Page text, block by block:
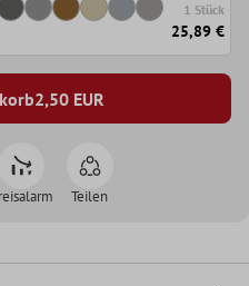
1 Stück
25,89 €
2,50EUR
Teilen